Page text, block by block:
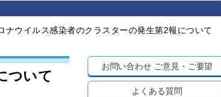
ナウイルス感染者のクラスターの発生第2報について
ついて
お問い合わせ ご意見・ご要望
よくある質問